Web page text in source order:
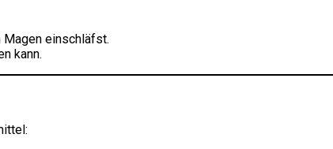
Magen einschläfst.
kann.